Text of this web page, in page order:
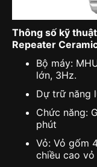
Thông số kỹ
Repeater
Bộ máy:
lớn, 3Hz.
Dự trữ năng
Chức năng:
phút
Vỏ: Vỏ gốm
chiều cao vỏ